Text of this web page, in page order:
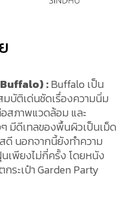
:Buffalo เป็น
บัติเด่นชัดเรื่องความนิ่ม
สภาพแวดล้อม และ
มีดีเทลของพื้นผิวเป็นเม็ด
ดี นอกจากนี้ยังทำความ
เพียงไม่กี่ครั้ง โดยหนัง
ระเป๋า Garden Party